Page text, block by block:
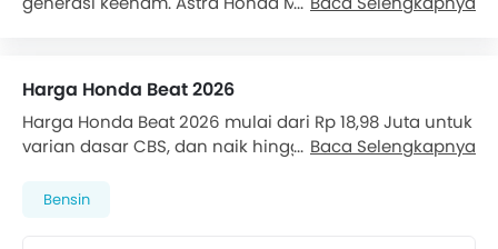
dan tetap tampil gaya.
Pabrikan juga menunjang berbagai kebutuhan
pengendara dengan beragam fitur agar memberikan
dalam menemani aktivitas harian. Per Januari
Harga Honda Beat 2026
Harga Honda Beat 2026 mulai dari Rp 18,98 Juta untuk
varian dasar CBS, dan naik hingga Rp 20,38 Juta
varian Beat yang tersedia. Simak daftar harga Beat
Baca Selengkapnya
Bensin